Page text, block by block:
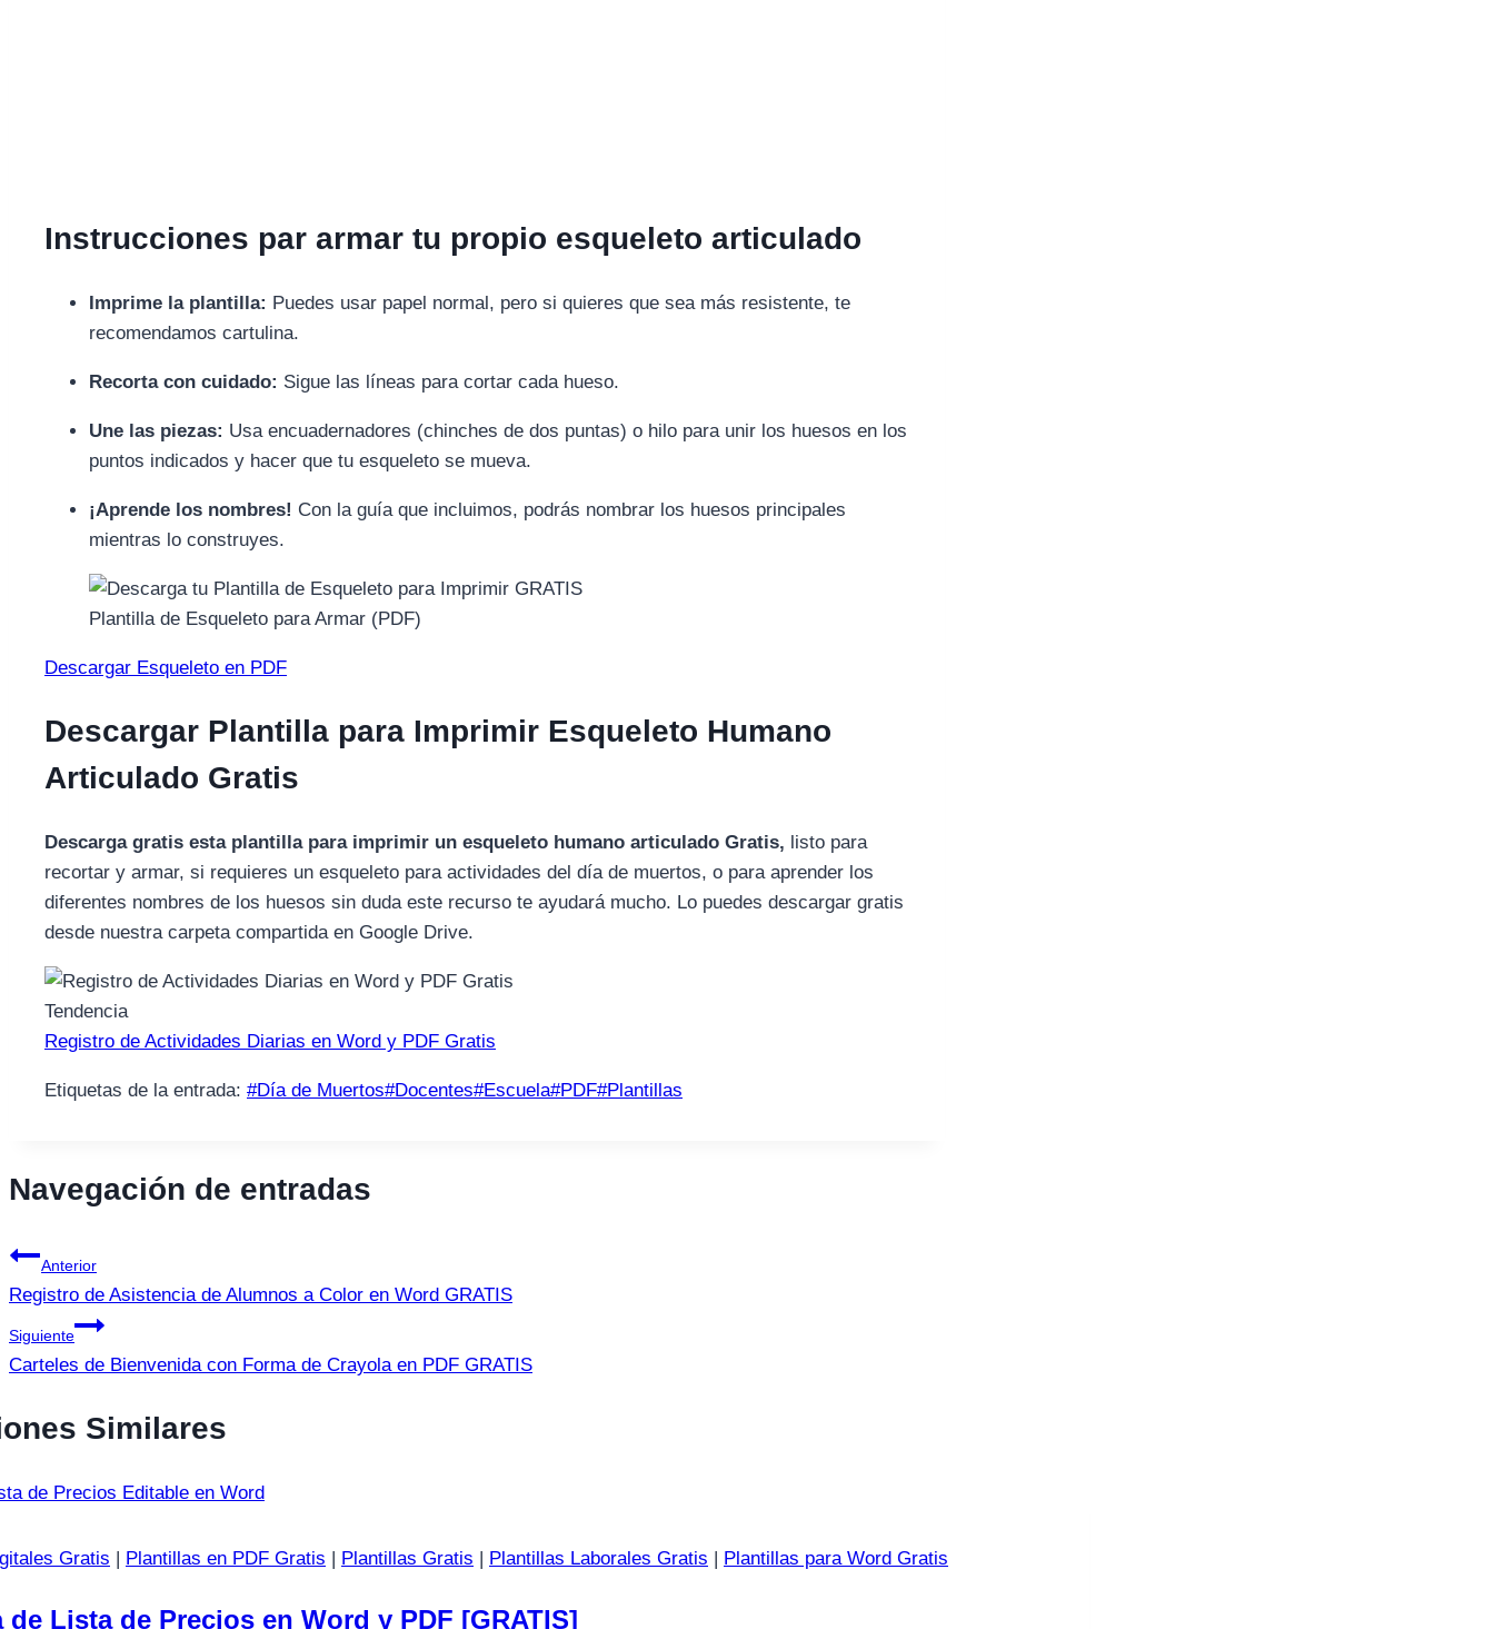
Instrucciones par armar tu propio esqueleto articulado
Imprime la plantilla: Puedes usar papel normal, pero si quieres que sea más resistente, te
recomendamos cartulina.
Recorta con cuidado: Sigue las líneas para cortar cada hueso.
Une las piezas: Usa encuadernadores (chinches de dos puntas) o hilo para unir los huesos en los
puntos indicados y hacer que tu esqueleto se mueva.
¡Aprende los nombres! Con la guía que incluimos, podrás nombrar los huesos principales
mientras lo construyes.
Plantilla de Esqueleto para Armar (PDF)
Descargar Esqueleto en PDF
Descargar Plantilla para Imprimir Esqueleto Humano
Articulado Gratis
Descarga gratis esta plantilla para imprimir un esqueleto humano articulado Gratis, listo para
recortar y armar, si requieres un esqueleto para actividades del día de muertos, o para aprender los
diferentes nombres de los huesos sin duda este recurso te ayudará mucho. Lo puedes descargar gratis
desde nuestra carpeta compartida en Google Drive.
Tendencia
Registro de Actividades Diarias en Word y PDF Gratis
Etiquetas de la entrada: #Día de Muertos#Docentes#Escuela#PDF#Plantillas
Navegación de entradas
Anterior
Registro de Asistencia de Alumnos a Color en Word GRATIS
Siguiente
Carteles de Bienvenida con Forma de Crayola en PDF GRATIS
Similares
Gratis Plantillas en PDF Gratis Plantillas Gratis Plantillas Laborales Gratis Plantillas para Word Gratis
Lista de Precios en Word y PDF [GRATIS]